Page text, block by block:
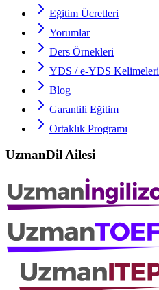
Eğitim Ücretleri
Yorumlar
Ders Örnekleri
YDS / e-YDS Kelimeleri
Blog
Garantili Eğitim
Ortaklık Programı
UzmanDil Ailesi